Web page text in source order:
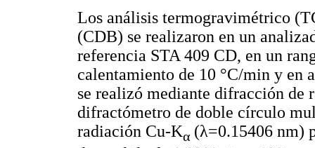
Los análisis termogravimétrico
(CDB) se realizaron en un
referencia STA 409 CD, en un
calentamiento de 10 °C/min y en
se realizó mediante difracción de
difractómetro de doble círculo
radiación Cu-Kα (λ=0.15406 nm)